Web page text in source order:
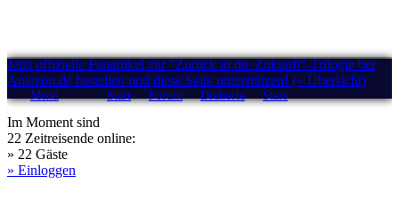
Jetzt offizielle Fanartikel zur "Zurück in die Zukunft"-Trilogie bei
Amazon.de bestellen und diese Seite unterstützen! (» Übersicht)
Menü Start Forum Drehorte Stars
Im Moment sind
22 Zeitreisende online:
» 22 Gäste
» Einloggen